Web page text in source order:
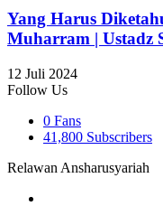
Yang Harus
Muharram | Ustadz
12 Juli 2024
Follow Us
0 Fans
41,800 Subscribers
Relawan Ansharusyariah